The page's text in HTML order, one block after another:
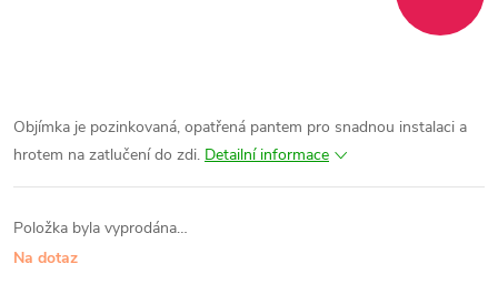
Objímka je pozinkovaná, opatřená pantem pro snadnou instalaci a
hrotem na zatlučení do zdi. Detailní informace
Položka byla vyprodána…
Na dotaz